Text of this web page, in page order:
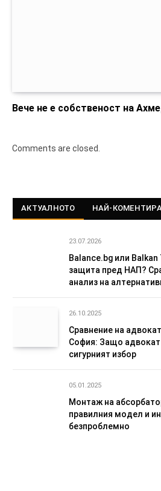
Вече не е собственост на
Comments are closed.
АКТУАЛНОТО НАЙ-
23.07.2026
Balance.bg или
защита пред НАП?
анализ на
26.10.2025
Сравнение на
София: Защо адвокат
сигурният избор
05.01.2025
Монтаж на
правилния модел и
безпроблемно